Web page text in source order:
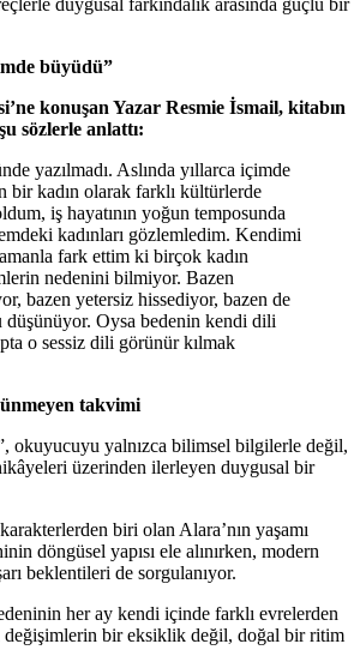
büyüdü”
konuşan Yazar Resmie İsmail, kitabın
sözlerle anlattı:
yazılmadı. Aslında yıllarca içimde
bir kadın olarak farklı kültürlerde
iş hayatının yoğun temposunda
kadınları gözlemledim. Kendimi
fark ettim ki birçok kadın
nedenini bilmiyor. Bazen
bazen yetersiz hissediyor, bazen de
düşünüyor. Oysa bedenin kendi dili
o sessiz dili görünür kılmak
takvimi
okuyucuyu yalnızca bilimsel bilgilerle değil,
üzerinden ilerleyen duygusal bir
biri olan Alara’nın yaşamı
döngüsel yapısı ele alınırken, modern
beklentileri de sorgulanıyor.
her ay kendi içinde farklı evrelerden
değişimlerin bir eksiklik değil, doğal bir ritim